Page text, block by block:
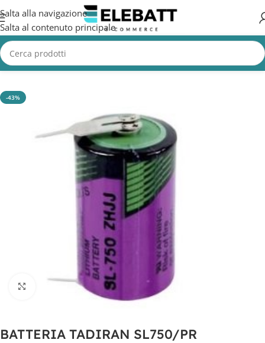
Salta alla navigazione
Salta al contenuto principale
Home/Batterie Protezione Catodica
-43%
Clicca per ingrandire
BATTERIA TADIRAN SL750/PR